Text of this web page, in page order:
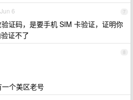
7
Jun 6
证码，是要手机 SIM 卡验证，证明你
证不了
8
个美区老号